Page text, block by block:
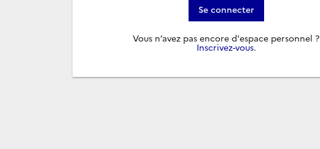
Se connecter
Vous n’avez pas encore d'espace personnel ?
Inscrivez-vous.